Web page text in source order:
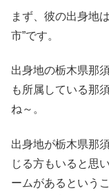
まず、彼の出身地
市”です。
出身地の栃木県那
も所属している那
ね～。
出身地が栃木県那
じる方もいると思
ームがあるという